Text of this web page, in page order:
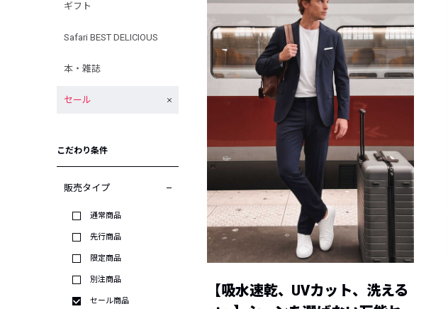
ギフト
Safari BEST DELICIOUS
本・雑誌
セール
こだわり条件
販売タイプ
通常商品
先行商品
限定商品
別注商品
セール商品
【吸水速乾、UVカット、洗える